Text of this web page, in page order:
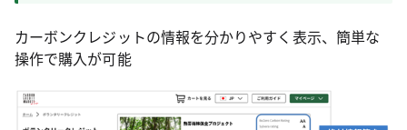
カーボンクレジットの情報を分かりやすく表示、簡単な
操作で購入が可能